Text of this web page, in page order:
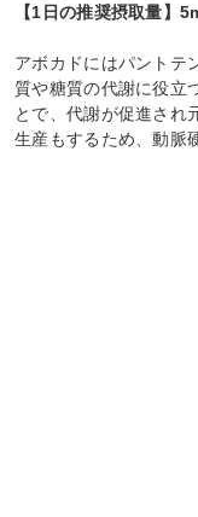
【1日の推奨摂取量】
アボカドにはパントテ
質や糖質の代謝に役立
とで、代謝が促進され
生産もするため、動脈